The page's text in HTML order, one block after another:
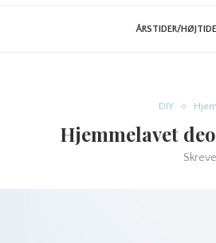
ÅRSTIDER/
DIY
Hjemmelavet